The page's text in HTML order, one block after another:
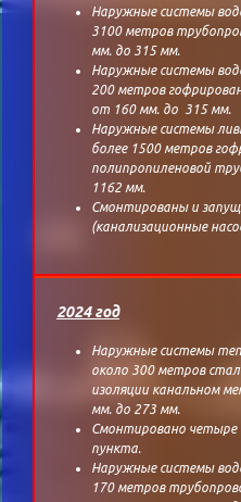
Наружные системы
3100 метров
мм. до 315 мм.
Наружные системы
200 метров
от 160 мм. до 315 мм.
Наружные системы
более 1500 метров
полипропиленовой
1162 мм.
Смонтированы и
(канализационные
2024 год
Наружные системы
около 300 метров
изоляции канальном
мм. до 273 мм.
Смонтировано четыре
пункта.
Наружные системы
170 метров